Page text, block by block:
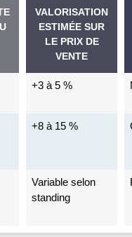
VALORISATION
ESTIMÉE SUR
LE PRIX DE
VENTE
+3 à 5 %
+8 à 15 %
Variable selon
standing